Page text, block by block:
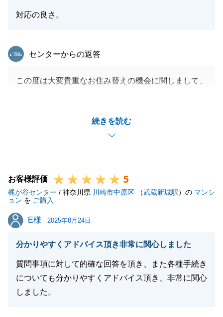
対応の良さ。
続きを読む
東急リバブル
センターからの返答
この度は大変貴重なお住み替えの機会に関しまして、
を迎える事が出来ました。
今後も、当社また私の方でお力になれる事がございま
したら、お気軽にお声がけ下さいませ。
お客様評価 5
梶が谷センター / 神奈川県 川崎市中原区 （武蔵新城駅）の マンシ
ョン を ご購入
E様
E様 2025年8月24日
分かりやすくアドバイス頂き非常に関心しました
質問事項に対して的確な回答を頂き、また各種手続き
についても分かりやすくアドバイス頂き、非常に関心
しました。